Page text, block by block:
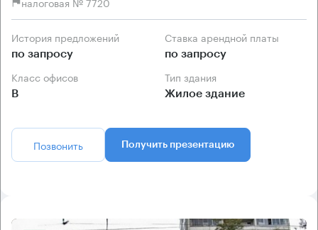
История предложений
по запросу
Ставка арендной платы
по запросу
Класс офисов
B
Тип здания
Жилое здание
Позвонить Получить презентацию